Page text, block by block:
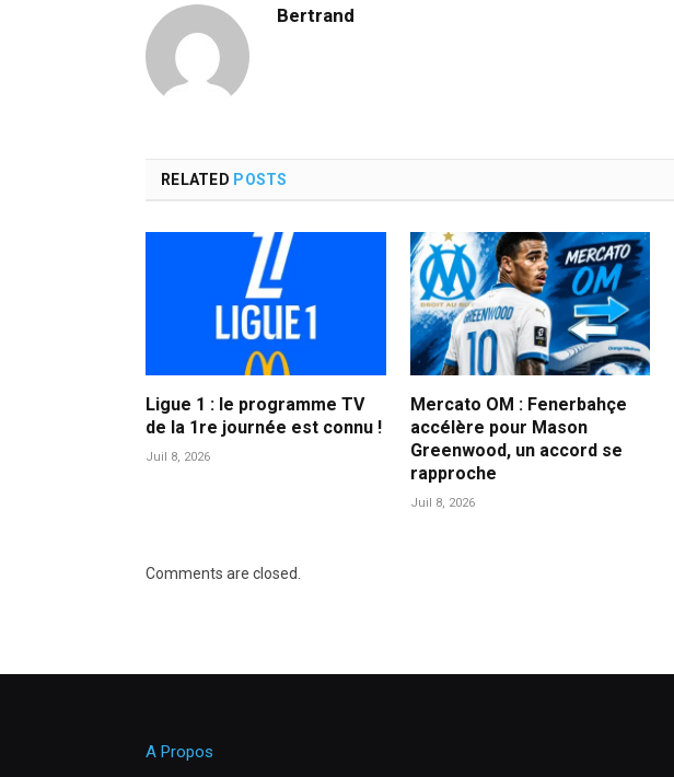
Bertrand
RELATED POSTS
Ligue 1 : le programme TV
de la 1re journée est connu !
Juil 8, 2026
Mercato OM : Fenerbahçe
accélère pour Mason
Greenwood, un accord se
rapproche
Juil 8, 2026
Comments are closed.
A Propos